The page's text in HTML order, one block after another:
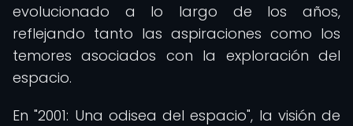
evolucionado a lo largo de los años,
reflejando tanto las aspiraciones como los
temores asociados con la exploración del
espacio.
En "2001: Una odisea del espacio", la visión de